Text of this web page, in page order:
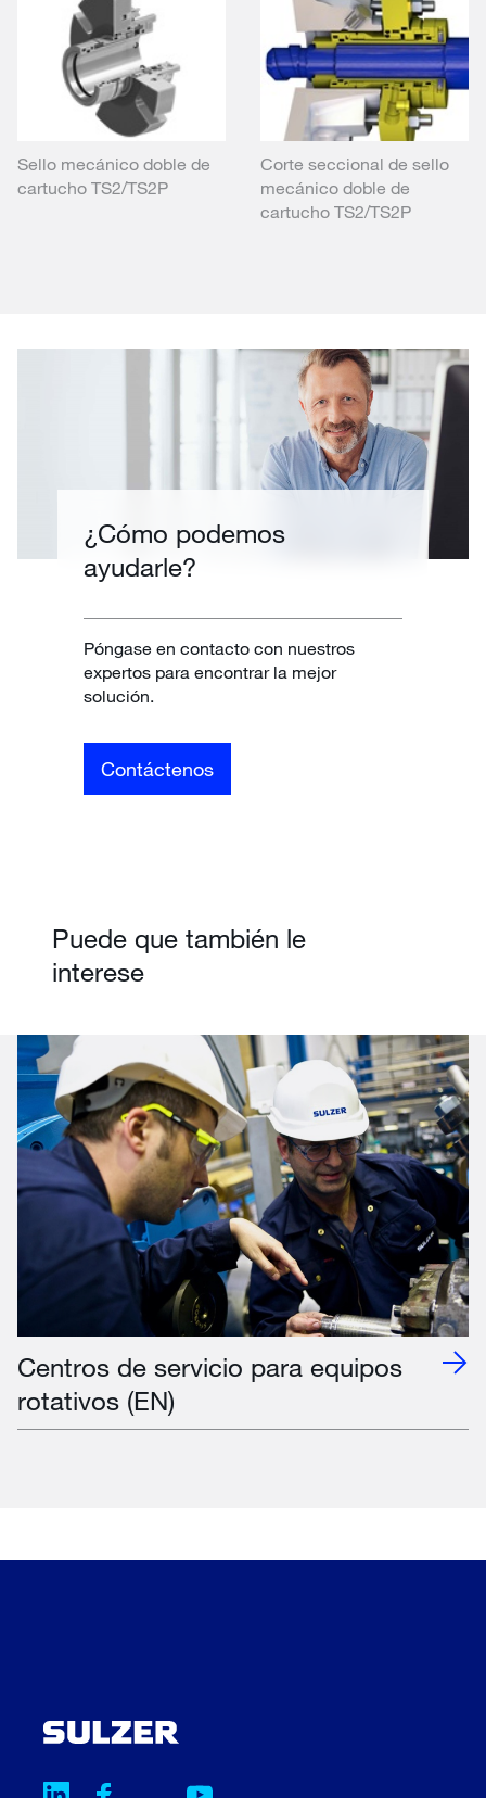
Sello mecánico doble de
cartucho TS2/TS2P
Corte seccional de sello
mecánico doble de
cartucho TS2/TS2P
¿Cómo podemos
ayudarle?
Póngase en contacto con nuestros
expertos para encontrar la mejor
solución.
Contáctenos
Puede que también le
interese
Centros de servicio para equipos
rotativos (EN)